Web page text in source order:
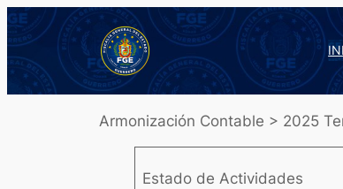
Saltar
al
contenido
Armonización Contable > 2025
Estado de Actividades